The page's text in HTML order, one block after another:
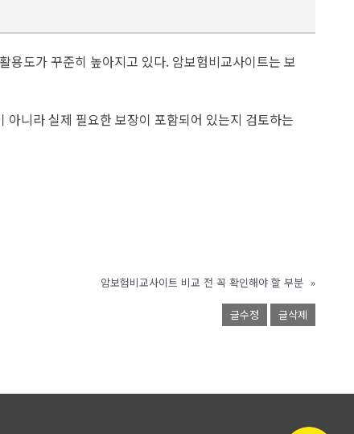
용도가 꾸준히 높아지고 있다. 암보험비교사이트는 보
니라 실제 필요한 보장이 포함되어 있는지 검토하는
암보험비교사이트 비교 전 꼭 확인해야 할 부분 »
글수정 글삭제